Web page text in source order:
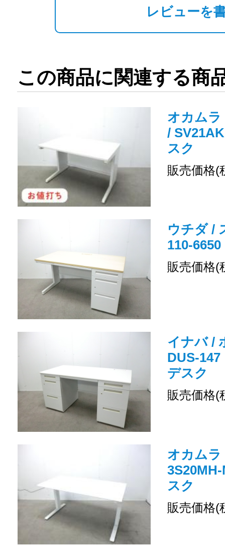
レビューを
この商品に関連する商
オカム
/
スク
販売価格(
ウチダ /
110-
販売価格(
イナバ /
DUS-
デスク
販売価格(
オカム
スク
販売価格(